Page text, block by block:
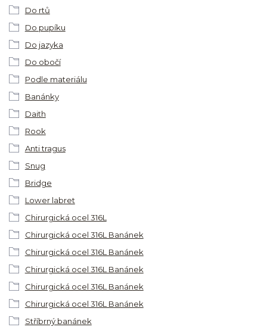
Do rtů
Do pupíku
Do jazyka
Do obočí
Podle materiálu
Banánky
Daith
Rook
Anti tragus
Snug
Bridge
Lower labret
Chirurgická ocel 316L
Chirurgická ocel 316L Banánek
Chirurgická ocel 316L Banánek
Chirurgická ocel 316L Banánek
Chirurgická ocel 316L Banánek
Chirurgická ocel 316L Banánek
Stříbrný banánek